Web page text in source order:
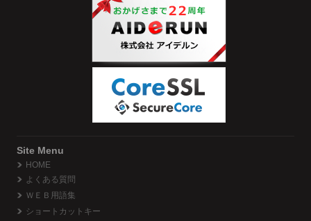
Site Menu
HOME
よくある質問
ＷＥＢ用語集
ショートカットキー